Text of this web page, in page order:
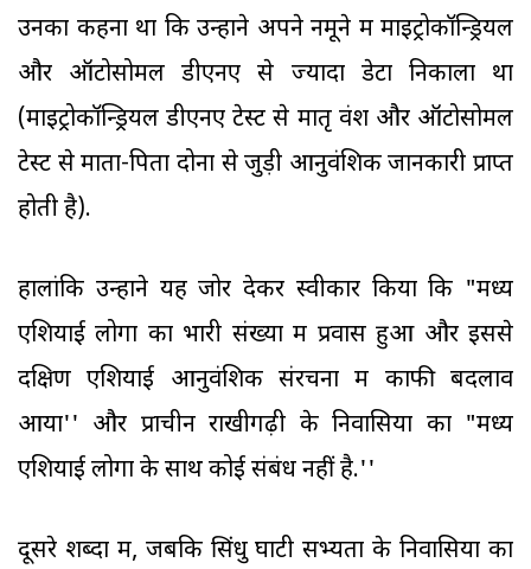
उनका कहना था कि उन्होंने अपने नमूने में माइट्रोकॉन्ड्रियल
और ऑटोसोमल डीएनए से ज्यादा डेटा निकाला था
(माइट्रोकॉन्ड्रियल डीएनए टेस्ट से मातृ वंश और ऑटोसोमल
टेस्ट से माता-पिता दोनों से जुड़ी आनुवंशिक जानकारी प्राप्त
होती है).
हालांकि उन्होंने यह जोर देकर स्वीकार किया कि "मध्य
एशियाई लोगों का भारी संख्या में प्रवास हुआ और इससे
दक्षिण एशियाई आनुवंशिक संरचना में काफी बदलाव
आया'' और प्राचीन राखीगढ़ी के निवासियों का "मध्य
एशियाई लोगों के साथ कोई संबंध नहीं है.''
दूसरे शब्दों में, जबकि सिंधु घाटी सभ्यता के निवासियों का